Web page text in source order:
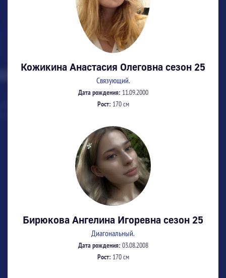
Кожикина Анастасия Олеговна сезон 25
Связующий.
Дата рождения: 11.09.2000
Рост: 170 см
Бирюкова Ангелина Игоревна сезон 25
Диагональный.
Дата рождения: 03.08.2008
Рост: 170 см